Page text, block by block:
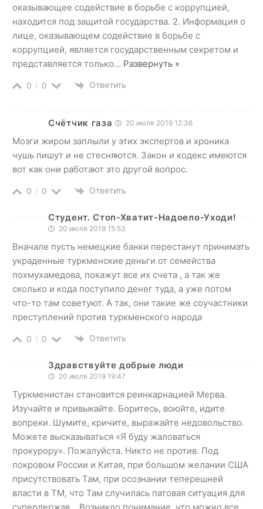
оказывающее содействие в борьбе с коррупцией,
находится под защитой государства. 2. Информация о
лице, оказывающем содействие в борьбе с
коррупцией, является государственным секретом и
представляется только… Развернуть »
0 0 Ответить
Счётчик газа 20 июля 2019 12:36
Мозги жиром заплыли у этих экспертов и хроника
чушь пишут и не стесняются. Закон и кодекс имеются
вот как они работают это другой вопрос.
0 0 Ответить
Студент. Стоп-Хватит-Надоело-Уходи!
20 июля 2019 15:53
Вначале пусть немецкие банки перестанут принимать
украденные туркменские деньги от семейства
похмухамедова, покажут все их счета , а так же
сколько и кода поступило денег туда, а уже потом
что-то там советуют. А так, они такие же соучастники
преступлений против туркменского народа
0 0 Ответить
Здравствуйте добрые люди
20 июля 2019 19:47
Туркменистан становится реинкарнацией Мерва.
Изучайте и привыкайте. Боритесь, воюйте, идите
вопреки. Шумите, кричите, выражайте недовольство.
Можете высказываться «Я буду жаловаться
прокурору». Пожалуйста. Никто не против. Под
покровом России и Китая, при большом желании США
присутствовать Там, при осознании теперешней
власти в ТМ, что Там случилась патовая ситуация для